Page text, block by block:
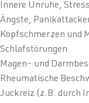
Innere Unruhe,
Ängste,
Kopfschmerzen und
Schlafstörungen
Magen- und
Rheumatische
Juckreiz (z.B. durch